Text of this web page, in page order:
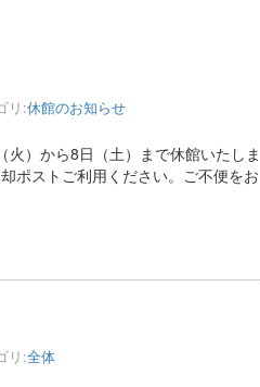
リ:休館のお知らせ
）から8日（土）まで休館いたしま
ポストご利用ください。ご不便をお
リ:全体